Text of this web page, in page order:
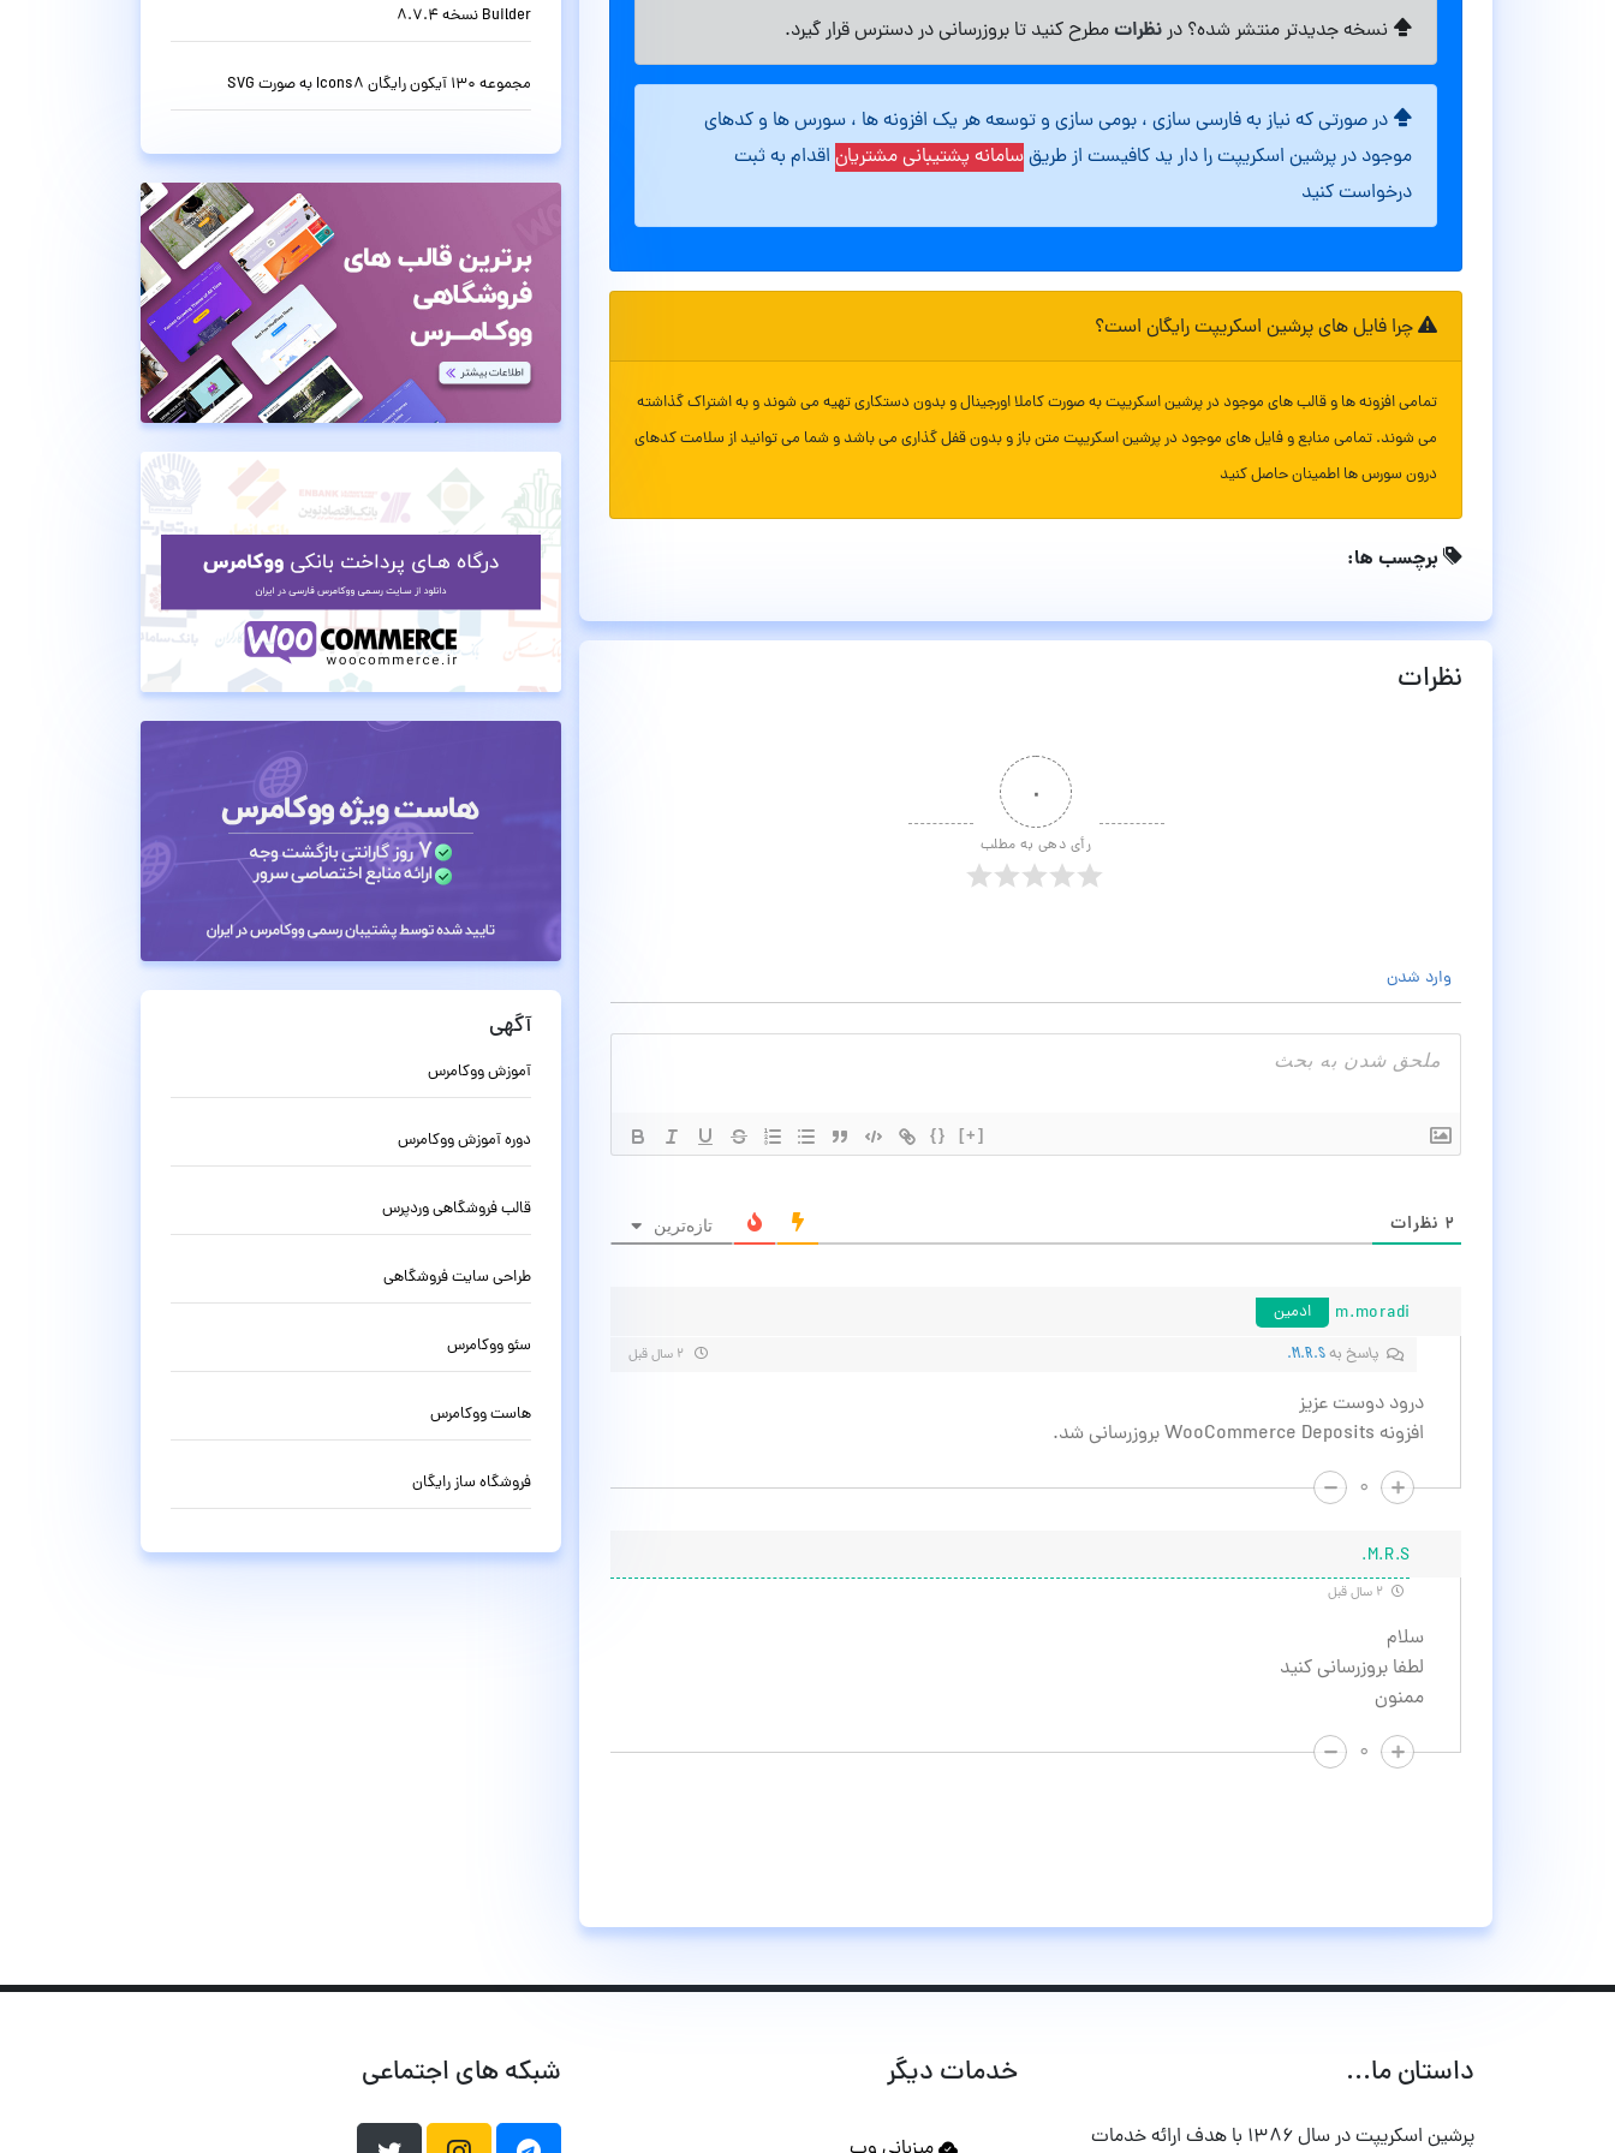
نسخه جدیدتر منتشر شده؟ درنظراتمطرح کنید تا بروزرسانی در دسترس قرار گیرد.
در صورتی که نیاز به فارسی سازی ، بومی سازی و توسعه هر یک افزونه ها ، سورس ها و کدهای
موجود در پرشین اسکریپت را دار ید کافیست از طریقسامانه پشتیبانی مشتریان اقدام به ثبت
درخواست کنید
چرا فایل های پرشین اسکریپت رایگان است؟
تمامی افزونه ها و قالب های موجود در پرشین اسکریپت به صورت کاملا اورجینال و بدون دستکاری تهیه می شوند و به اشتراک گذاشته
می شوند. تمامی منابع و فایل های موجود در پرشین اسکریپت متن باز و بدون قفل گذاری می باشد و شما می توانید از سلامت کدهای
درون سورس ها اطمینان حاصل کنید
برچسب ها:
نظرات
۰
رأی دهی به مطلب
وارد شدن
{} [+]
۲ نظرات تازه‌ترین
m.moradi
ادمین
پاسخ بهM.R.S.
درود دوست عزیز
افزونه WooCommerce Deposits بروزرسانی شد.
۰
M.R.S.
سلام
لطفا بروزرسانی کنید
ممنون
۰
Builder نسخه 8.7.4
مجموعه 130 آیکون رایگان Icons8 به صورت SVG
آگهی
آموزش ووکامرس
دوره آموزش ووکامرس
قالب فروشگاهی وردپرس
طراحی سایت فروشگاهی
سئو ووکامرس
هاست ووکامرس
فروشگاه ساز رایگان
داستان ما...
پرشین اسکریپت در سال ۱۳۸۶ با هدف ارائه خدمات
خدمات دیگر شبکه های اجتماعی